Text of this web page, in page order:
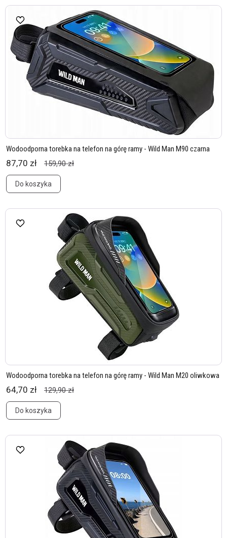
Wodoodporna torebka na telefon na górę ramy - Wild Man M90 czarna
87,70 zł 159,90 zł
Do koszyka
Wodoodporna torebka na telefon na górę ramy - Wild Man M20 oliwkowa
64,70 zł 129,90 zł
Do koszyka